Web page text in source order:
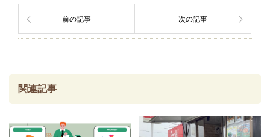
前の記事 次の記事
関連記事